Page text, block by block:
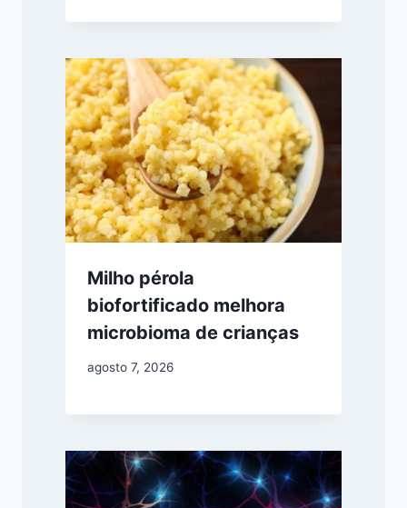
Milho pérola
biofortificado melhora
microbioma de crianças
agosto 7, 2026